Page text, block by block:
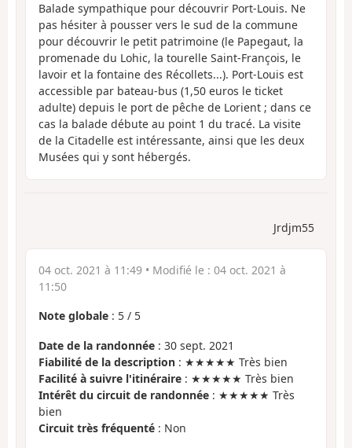
Balade sympathique pour découvrir Port-Louis. Ne
pas hésiter à pousser vers le sud de la commune
pour découvrir le petit patrimoine (le Papegaut, la
promenade du Lohic, la tourelle Saint-François, le
lavoir et la fontaine des Récollets...). Port-Louis est
accessible par bateau-bus (1,50 euros le ticket
adulte) depuis le port de pêche de Lorient ; dans ce
cas la balade débute au point 1 du tracé. La visite
de la Citadelle est intéressante, ainsi que les deux
Musées qui y sont hébergés.
Jrdjm55
04 oct. 2021 à 11:49 • Modifié le : 04 oct. 2021 à
11:50
Note globale : 5 / 5
Date de la randonnée : 30 sept. 2021
Fiabilité de la description : ★★★★★ Très bien
Facilité à suivre l'itinéraire : ★★★★★ Très bien
Intérêt du circuit de randonnée : ★★★★★ Très
bien
Circuit très fréquenté : Non